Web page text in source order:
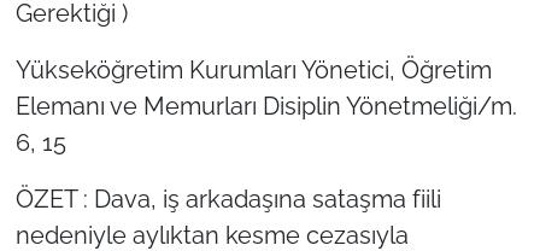
Gerektiği )
Yükseköğretim Kurumları Yönetici, Öğretim
Elemanı ve Memurları Disiplin Yönetmeliği/m.
6, 15
ÖZET : Dava, iş arkadaşına sataşma fiili
nedeniyle aylıktan kesme cezasıyla